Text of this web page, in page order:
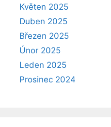
Květen 2025
Duben 2025
Březen 2025
Únor 2025
Leden 2025
Prosinec 2024